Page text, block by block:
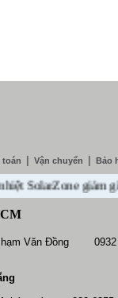
toán Vận chuyển Bảo
SolarZone giảm giá
Văn Đồng 0932